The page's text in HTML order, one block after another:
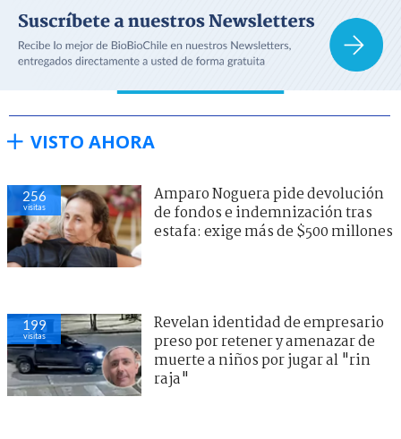
VISTO AHORA
256
visitas
Amparo Noguera pide devolución
de fondos e indemnización tras
estafa: exige más de $500 millones
199
visitas
Revelan identidad de empresario
preso por retener y amenazar de
muerte a niños por jugar al "rin
raja"